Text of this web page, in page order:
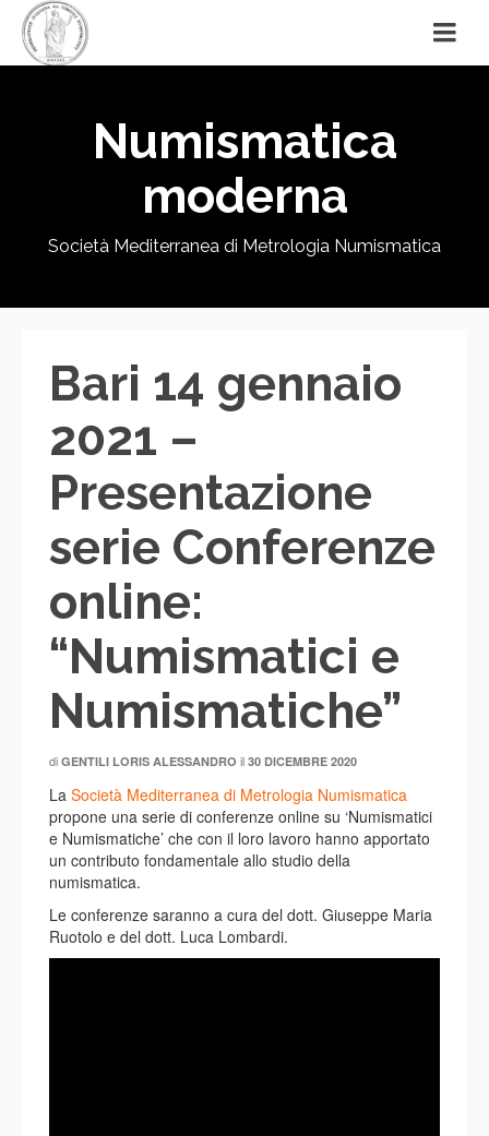
Numismatica
moderna
Società Mediterranea di Metrologia Numismatica
Bari 14 gennaio
2021 –
Presentazione
serie Conferenze
online:
“Numismatici e
Numismatiche”
di GENTILI LORIS ALESSANDRO il 30 DICEMBRE 2020
La Società Mediterranea di Metrologia Numismatica
propone una serie di conferenze online su ‘Numismatici
e Numismatiche’ che con il loro lavoro hanno apportato
un contributo fondamentale allo studio della
numismatica.
Le conferenze saranno a cura del dott. Giuseppe Maria
Ruotolo e del dott. Luca Lombardi.